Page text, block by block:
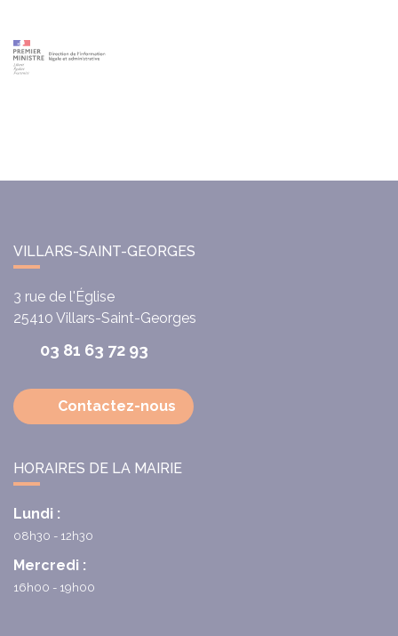
VILLARS-SAINT-GEORGES
3 rue de l'Église
25410 Villars-Saint-Georges
03 81 63 72 93
Contactez-nous
HORAIRES DE LA MAIRIE
Lundi :
08h30 - 12h30
Mercredi :
16h00 - 19h00